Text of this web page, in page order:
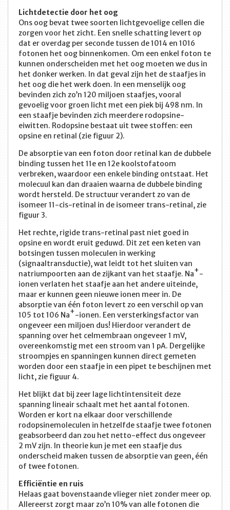
Lichtdetectie door het oog
Ons oog bevat twee soorten lichtgevoelige cellen die
zorgen voor het zicht. Een snelle schatting levert op
dat er overdag per seconde tussen de 1014 en 1016
fotonen het oog binnenkomen. Om een enkel foton te
kunnen onderscheiden met het oog moeten we dus in
het donker werken. In dat geval zijn het de staafjes in
het oog die het werk doen. In een menselijk oog
bevinden zich zo’n 120 miljoen staafjes, vooral
gevoelig voor groen licht met een piek bij 498 nm. In
een staafje bevinden zich meerdere rodopsine-
eiwitten. Rodopsine bestaat uit twee stoffen: een
opsine en retinal (zie figuur 2).
De absorptie van een foton door retinal kan de dubbele
binding tussen het 11e en 12e koolstofatoom
verbreken, waardoor een enkele binding ontstaat. Het
molecuul kan dan draaien waarna de dubbele binding
wordt hersteld. De structuur verandert zo van de
isomeer 11-cis-retinal in de isomeer trans-retinal, zie
figuur 3.
Het rechte, rigide trans-retinal past niet goed in
opsine en wordt eruit geduwd. Dit zet een keten van
botsingen tussen moleculen in werking
(signaaltransductie), wat leidt tot het sluiten van
natriumpoorten aan de zijkant van het staafje. Na+-
ionen verlaten het staafje aan het andere uiteinde,
maar er kunnen geen nieuwe ionen meer in. De
absorptie van één foton levert zo een verschil op van
105 tot 106 Na+-ionen. Een versterkingsfactor van
ongeveer een miljoen dus! Hierdoor verandert de
spanning over het celmembraan ongeveer 1 mV,
overeenkomstig met een stroom van 1 pA. Dergelijke
stroompjes en spanningen kunnen direct gemeten
worden door een staafje in een pipet te beschijnen met
licht, zie figuur 4.
Het blijkt dat bij zeer lage lichtintensiteit deze
spanning lineair schaalt met het aantal fotonen.
Worden er kort na elkaar door verschillende
rodopsinemoleculen in hetzelfde staafje twee fotonen
geabsorbeerd dan zou het netto-effect dus ongeveer
2 mV zijn. In theorie kun je met een staafje dus
onderscheid maken tussen de absorptie van geen, één
of twee fotonen.
Efficiëntie en ruis
Helaas gaat bovenstaande vlieger niet zonder meer op.
Allereerst zorgt maar zo’n 10% van alle fotonen die